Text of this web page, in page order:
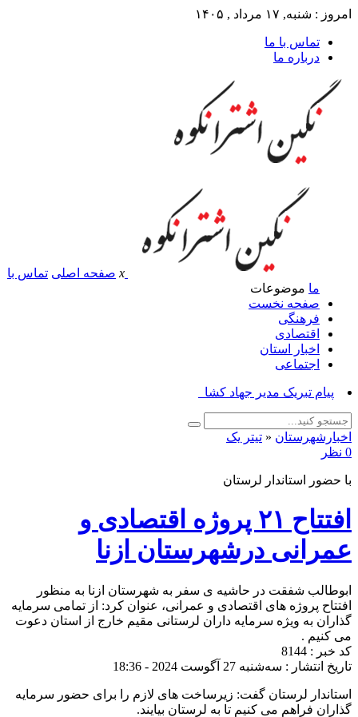
امروز : شنبه, ۱۷ مرداد , ۱۴۰۵
تماس با ما
درباره ما
x صفحه اصلی تماس با
ما موضوعات
صفحه نخست
فرهنگی
اقتصادی
اخبار استان
اجتماعی
پیام تبریک مدیر جهاد کشاورزی از_
اخبارشهرستان « تیتر یک
0 نظر
با حضور استاندار لرستان
افتتاح ۲۱ پروژه اقتصادی و
عمرانی درشهرستان ازنا
ابوطالب شفقت در حاشیه ی سفر به شهرستان ازنا به منظور
افتتاح پروژه های اقتصادی و عمرانی، عنوان کرد: از تمامی سرمایه
گذاران به ویژه سرمایه داران لرستانی مقیم خارج از استان دعوت
می کنیم .
کد خبر : 8144
تاریخ انتشار : سه‌شنبه 27 آگوست 2024 - 18:36
استاندار لرستان گفت: زیرساخت های لازم را برای حضور سرمایه
گذاران فراهم می کنیم تا به لرستان بیایند.